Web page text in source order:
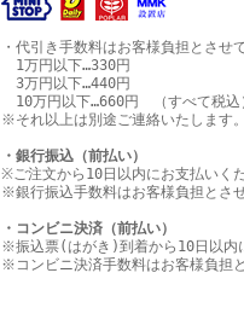
・代引き手数料はお客様負担とさせ
1万円以下…330円
3万円以下…440円
10万円以下…660円 （すべて税込
※それ以上は別途ご連絡いたします
・銀行振込（前払い）
※ご注文から10日以内にお支払いく
※銀行振込手数料はお客様負担とさ
・コンビニ決済（前払い）
※振込票(はがき)到着から10日以内
※コンビニ決済手数料はお客様負担